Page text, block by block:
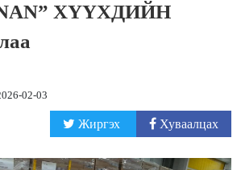
ХҮҮХДИЙН
02-03
Жиргэх Хуваалцах